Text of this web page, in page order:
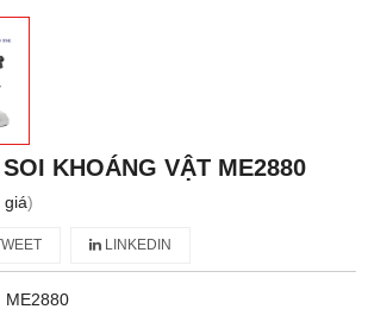
KHOÁNG VẬT ME2880
giá)
LINKEDIN
ME2880